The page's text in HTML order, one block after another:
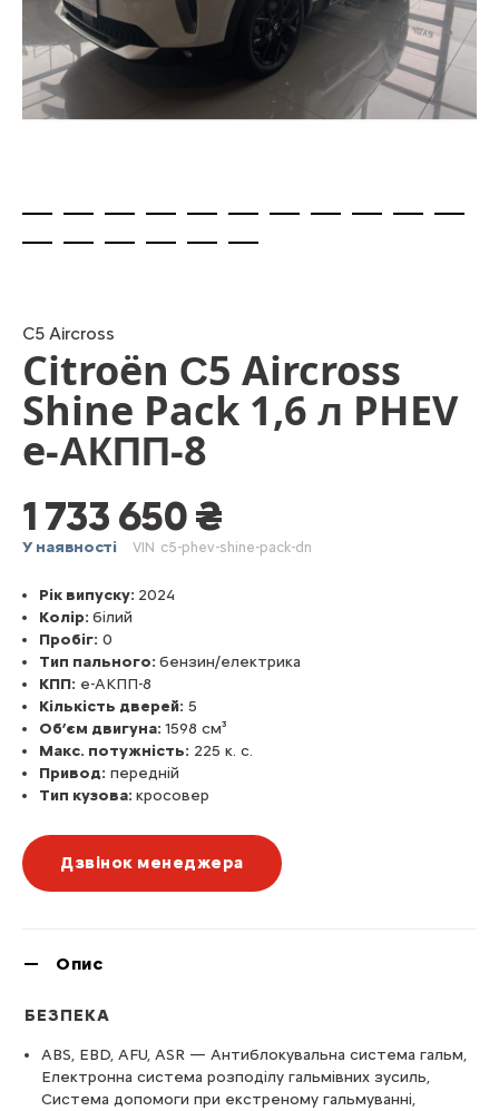
beginning
of
the
images
gallery
C5 Aircross
Citroën С5 Aircross
Shine Pack 1,6 л PHEV
e-АКПП-8
1 733 650 ₴
У наявності VIN c5-phev-shine-pack-dn
Рік випуску: 2024
Колір: білий
Пробіг: 0
Тип пального: бензин/електрика
КПП: е-АКПП-8
Кількість дверей: 5
Об’єм двигуна: 1598 см³
Макс. потужність: 225 к. с.
Привод: передній
Тип кузова: кросовер
Дзвінок менеджера
Опис
БЕЗПЕКА
ABS, EBD, AFU, ASR — Антиблокувальна система гальм,
Електронна система розподілу гальмівних зусиль,
Система допомоги при екстреному гальмуванні,